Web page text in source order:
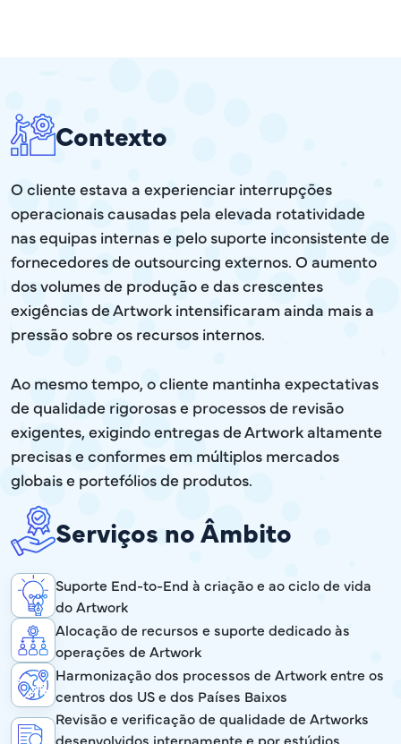
Contexto
O cliente estava a experienciar interrupções
operacionais causadas pela elevada rotatividade
nas equipas internas e pelo suporte inconsistente de
fornecedores de outsourcing externos. O aumento
dos volumes de produção e das crescentes
exigências de Artwork intensificaram ainda mais a
pressão sobre os recursos internos.
Ao mesmo tempo, o cliente mantinha expectativas
de qualidade rigorosas e processos de revisão
exigentes, exigindo entregas de Artwork altamente
precisas e conformes em múltiplos mercados
globais e portefólios de produtos.
Serviços no Âmbito
Suporte End-to-End à criação e ao ciclo de vida
do Artwork
Alocação de recursos e suporte dedicado às
operações de Artwork
Harmonização dos processos de Artwork entre os
centros dos US e dos Países Baixos
Revisão e verificação de qualidade de Artworks
desenvolvidos internamente e por estúdios